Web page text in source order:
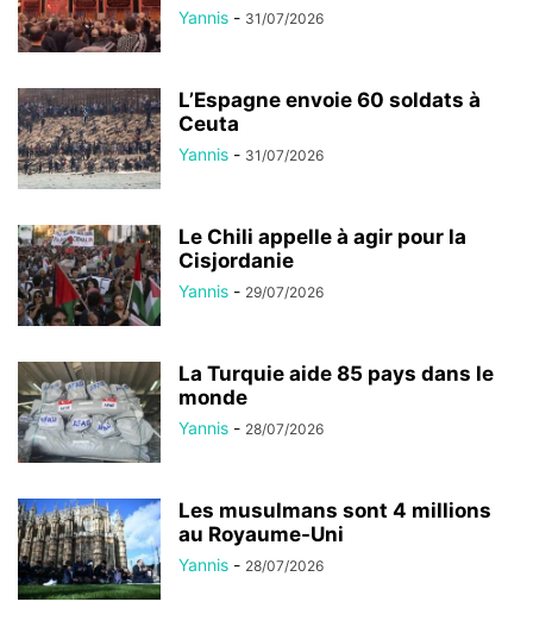
Yannis - 31/07/2026
L’Espagne envoie 60 soldats à
Ceuta
Yannis - 31/07/2026
Le Chili appelle à agir pour la
Cisjordanie
Yannis - 29/07/2026
La Turquie aide 85 pays dans le
monde
Yannis - 28/07/2026
Les musulmans sont 4 millions
au Royaume-Uni
Yannis - 28/07/2026